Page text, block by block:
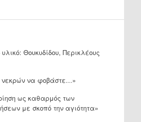
υλικό: Θουκυδίδου, Περικλέους
νεκρών να φοβάστε…»
ως καθαρμός των
με σκοπό την αγιότητα»